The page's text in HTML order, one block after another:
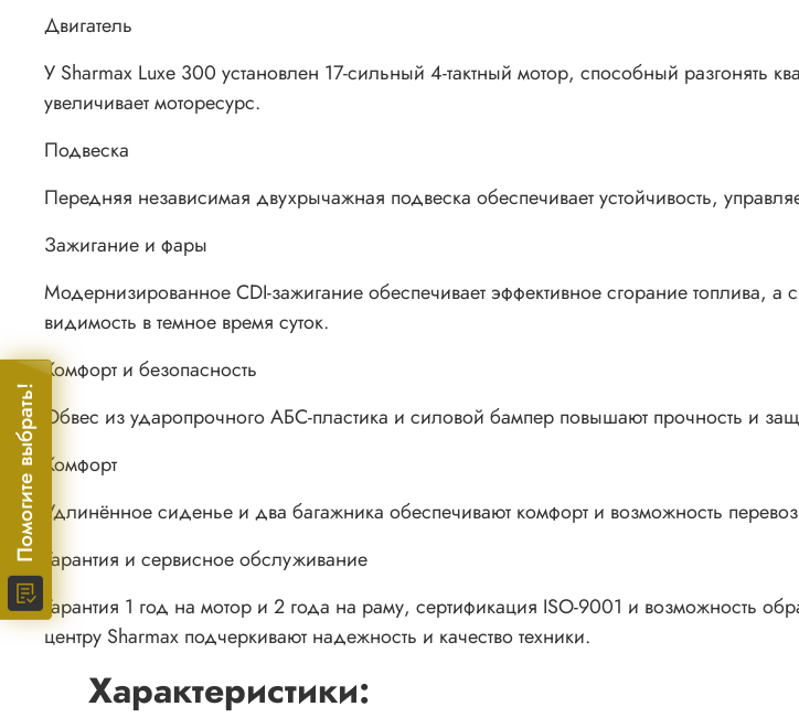
Помогите выбрать!
Двигатель
У Sharmax Luxe 300 установлен 17-сильный 4-тактный мотор, способный
увеличивает моторесурс.
Подвеска
Передняя независимая двухрычажная подвеска обеспечивает устойчивость,
Зажигание и фары
Модернизированное CDI-зажигание обеспечивает эффективное сгорание топлива,
видимость в темное время суток.
Комфорт и безопасность
Обвес из ударопрочного АБС-пластика и силовой бампер повышают прочность и
Комфорт
Удлинённое сиденье и два багажника обеспечивают комфорт и возможность
Гарантия и сервисное обслуживание
Гарантия 1 год на мотор и 2 года на раму, сертификация ISO-9001 и возможность
центру Sharmax подчеркивают надежность и качество техники.
Характеристики: